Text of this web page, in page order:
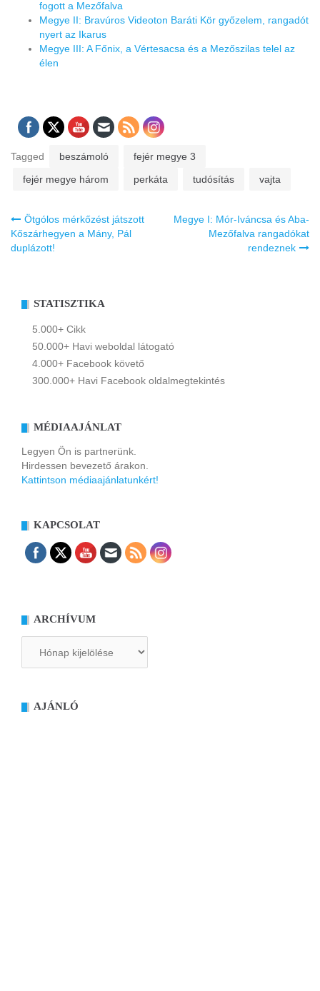
fogott a Mezőfalva
Megye II: Bravúros Videoton Baráti Kör győzelem, rangadót
nyert az Ikarus
Megye III: A Főnix, a Vértesacsa és a Mezőszilas telel az
élen
Tagged beszámoló
fejér megye 3
fejér megye három
perkáta tudósítás vajta
Bejegyzés
navigáció
Ötgólos mérkőzést játszott
Kőszárhegyen a Mány, Pál
duplázott!
Megye I: Mór-Iváncsa és Aba-
Mezőfalva rangadókat
rendeznek
STATISZTIKA
5.000+ Cikk
50.000+ Havi weboldal látogató
4.000+ Facebook követő
300.000+ Havi Facebook oldalmegtekintés
MÉDIAAJÁNLAT
Legyen Ön is partnerünk.
Hirdessen bevezető árakon.
Kattintson médiaajánlatunkért!
KAPCSOLAT
ARCHÍVUM
AJÁNLÓ